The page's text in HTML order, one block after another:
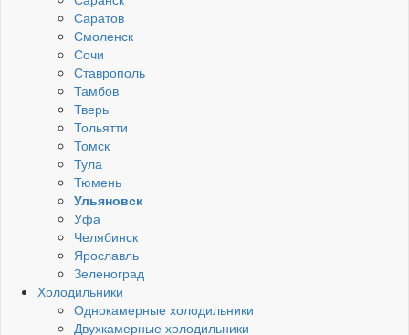
Саратов
Смоленск
Сочи
Ставрополь
Тамбов
Тверь
Тольятти
Томск
Тула
Тюмень
Ульяновск
Уфа
Челябинск
Ярославль
Зеленоград
Холодильники
Однокамерные холодильники
Двухкамерные холодильники